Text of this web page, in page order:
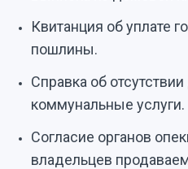
Квитанция об уплате
пошлины.
Справка об
коммунальные услуги.
Согласие органов
владельцев